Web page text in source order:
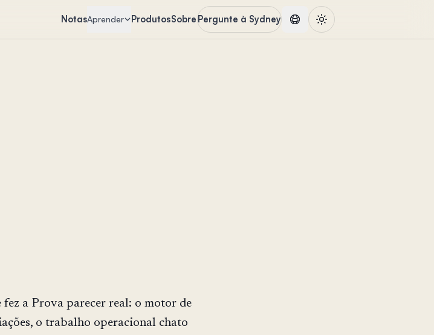
NotasAprender ProdutosSobrePergunte à Sydney
a Prova parecer real: o motor de
o trabalho operacional chato